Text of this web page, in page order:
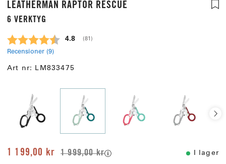
LEATHERMAN RAPTOR RESCUE
6 VERKTYG
Snittbetyg:
4.8 (röster:
81 )
Recensioner (9)
Art nr: LM833475
1 199,00 kr 1 999,00 kr I lager